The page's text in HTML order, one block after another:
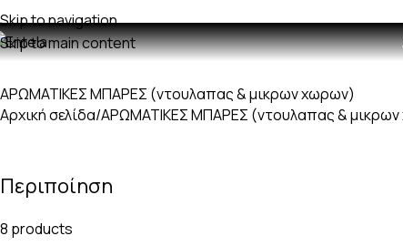
Skip to navigation
Skip to main content
μεταφορικά με παραγγελίες άνω των 60€
ΑΡΩΜΑΤΙΚΕΣ ΜΠΑΡΕΣ (ντουλαπας & μικρων χωρων)
Αρχική σελίδα ΑΡΩΜΑΤΙΚΕΣ ΜΠΑΡΕΣ (ντουλαπας &
Περιποίηση
8 products